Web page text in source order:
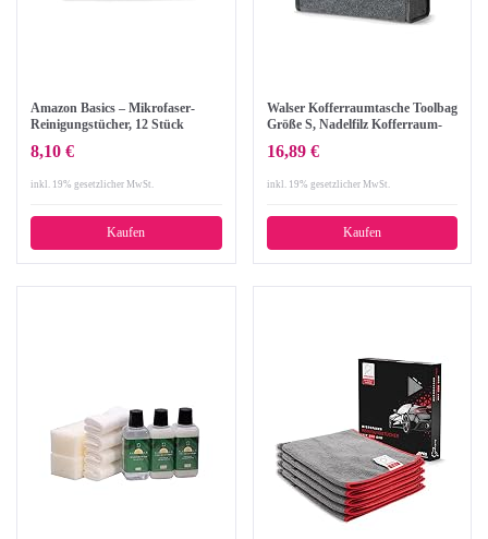
Amazon Basics – Mikrofaser-
Reinigungstücher, 12 Stück
8,10 €
inkl. 19% gesetzlicher MwSt.
Kaufen
Walser Kofferraumtasche Toolbag
Größe S, Nadelfilz Kofferraum-
Aufbewahrungstasche,
16,89 €
inkl. 19% gesetzlicher MwSt.
Kaufen